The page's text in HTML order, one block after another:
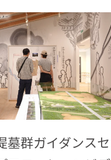
墓群ガイダンスセ